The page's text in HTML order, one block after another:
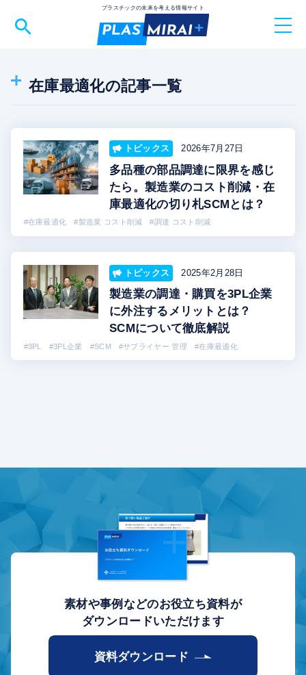
プラスチックの未来を考える情報サイト
業界を知る
素材を知る
セミナー情報
メルマガ登録
PLAS MIRAI+とは
バイオプラスチック 脱炭素 物流2024年問題
鮮度保持袋 鮮度保持フィルム ライスレジン
物流 改善
在庫最適化の記事一覧
トピックス 2026年7月27日
多品種の部品調達に限界を感じ
たら。製造業のコスト削減・在
庫最適化の切り札SCMとは？
#在庫最適化 #製造業 コスト削減 #調達 コスト削減
トピックス 2025年2月28日
製造業の調達・購買を3PL企業
に外注するメリットとは？
SCMについて徹底解説
#3PL #3PL企業 #SCM #サプライヤー 管理 #在庫最適化
素材や事例などのお役立ち資料が
ダウンロードいただけます
資料ダウンロード